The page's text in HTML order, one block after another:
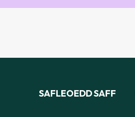
SAFLEOEDD SAFF